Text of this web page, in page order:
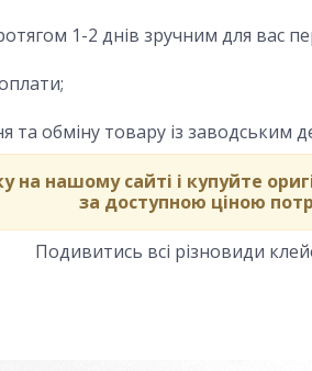
1-2 днів зручним для вас
та обміну товару із заводським
на нашому сайті і купуйте
за доступною ціною
Подивитись всі різновиди